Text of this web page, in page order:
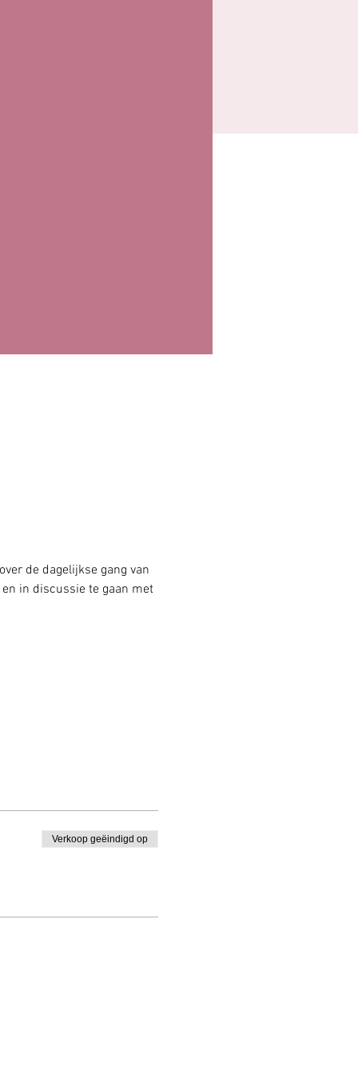
de dagelijkse gang van
in discussie te gaan met
Verkoop geëindigd op